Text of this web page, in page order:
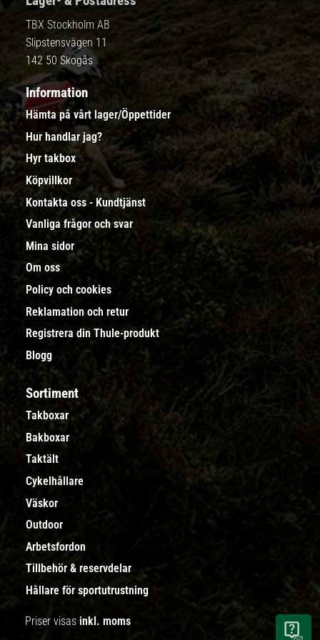
TBX Stockholm AB
Slipstensvägen 11
142 50 Skogås
Information
Hämta på vårt lager/Öppettider
Hur handlar jag?
Hyr takbox
Köpvillkor
Kontakta oss - Kundtjänst
Vanliga frågor och svar
Mina sidor
Om oss
Policy och cookies
Reklamation och retur
Registrera din Thule-produkt
Blogg
Sortiment
Takboxar
Bakboxar
Taktält
Cykelhållare
Väskor
Outdoor
Arbetsfordon
Tillbehör & reservdelar
Hållare för sportutrustning
Priser visas inkl. moms